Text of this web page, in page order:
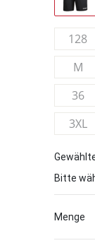
128
M
36
3XL
Bitte
Menge